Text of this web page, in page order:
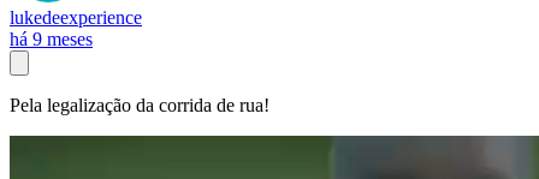
lukedeexperience
há 9 meses
Pela legalização da corrida de rua!